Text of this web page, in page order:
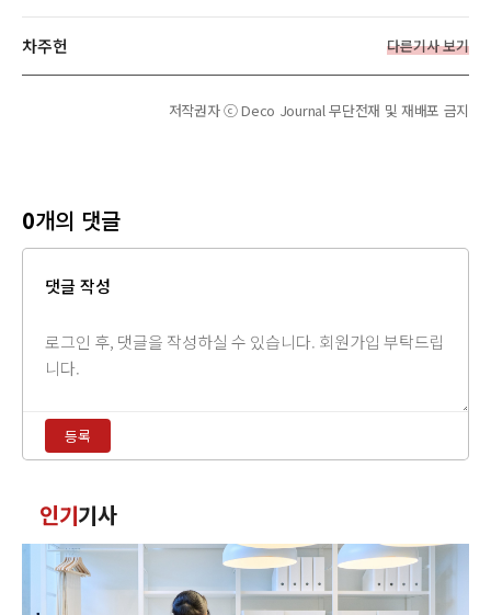
차주헌 다른기사 보기
저작권자 ⓒ Deco Journal 무단전재 및 재배포 금지
0개의 댓글
댓글 작성
력
등록
글
인기기사